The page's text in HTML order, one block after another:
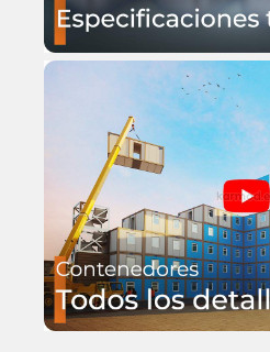
El diseño modular de
adaptación
necesidades,
familiares, oficinas o